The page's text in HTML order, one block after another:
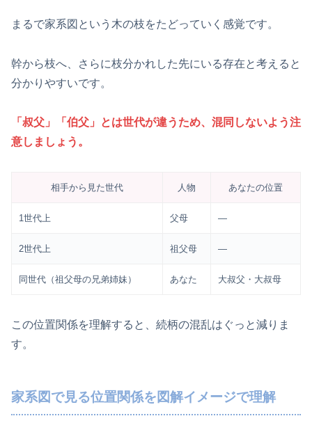
まるで家系図という木の枝をたどっていく感覚です。
幹から枝へ、さらに枝分かれした先にいる存在と考えると
分かりやすいです。
「叔父」「伯父」とは世代が違うため、混同しないよう注
意しましょう。
相手から見た世代 人物 あなたの位置
1世代上 父母 ―
2世代上 祖父母 ―
同世代（祖父母の兄弟姉妹） あなた 大叔父・大叔母
この位置関係を理解すると、続柄の混乱はぐっと減りま
す。
家系図で見る位置関係を図解イメージで理解